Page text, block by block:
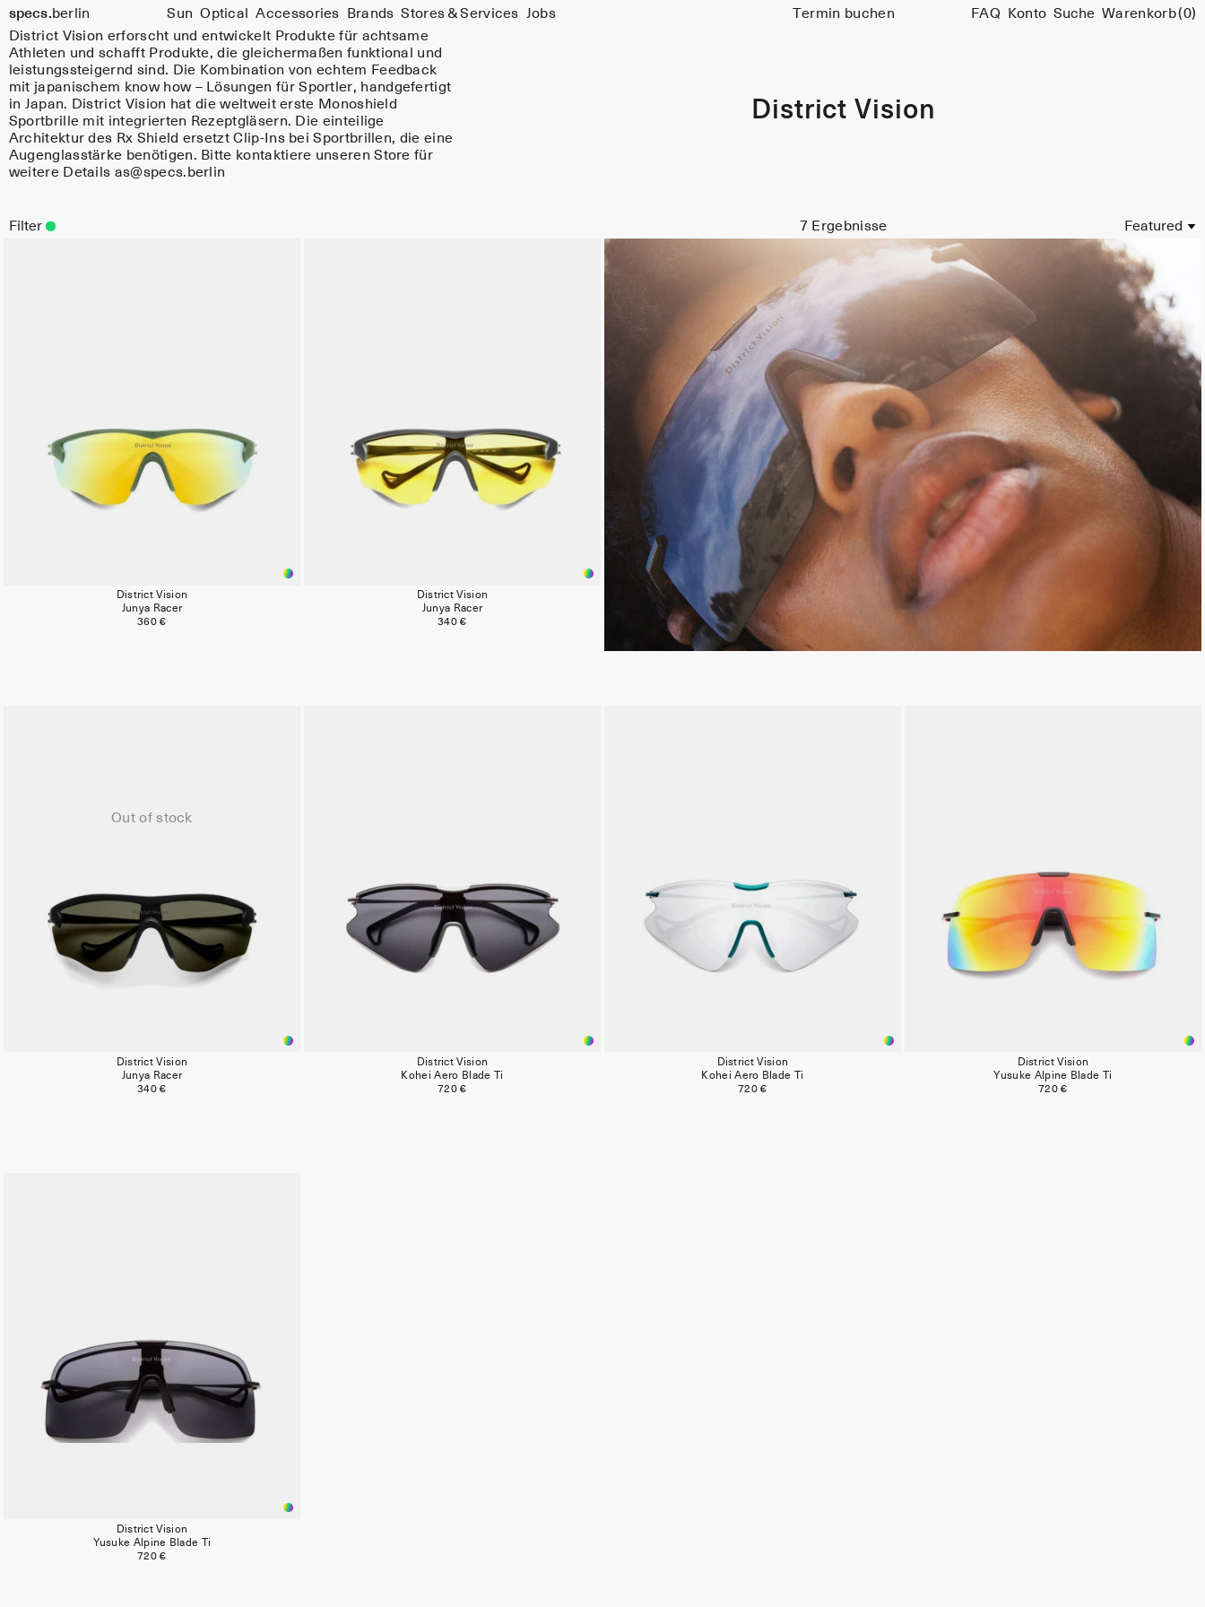
Skip to content
specs. berlin Sun Optical Accessories Brands Stores & Services Jobs Termin buchen FAQ Konto Suche Warenkorb(0)
District Vision
District Vision erforscht und entwickelt Produkte für achtsame
Athleten und schafft Produkte, die gleichermaßen funktional und
leistungssteigernd sind. Die Kombination von echtem Feedback
mit japanischem know how – Lösungen für Sportler, handgefertigt
in Japan. District Vision hat die weltweit erste Monoshield
Sportbrille mit integrierten Rezeptgläsern. Die einteilige
Architektur des Rx Shield ersetzt Clip-Ins bei Sportbrillen, die eine
Augenglasstärke benötigen. Bitte kontaktiere unseren Store für
weitere Details as@specs.berlin
7 Ergebnisse
Filter
District Vision
Junya Racer
360 €
District Vision
Junya Racer
340 €
Out of stock
District Vision
Junya Racer
340 €
District Vision
Kohei Aero Blade Ti
720 €
District Vision
Kohei Aero Blade Ti
720 €
District Vision
Yusuke Alpine Blade Ti
720 €
District Vision
Yusuke Alpine Blade Ti
720 €